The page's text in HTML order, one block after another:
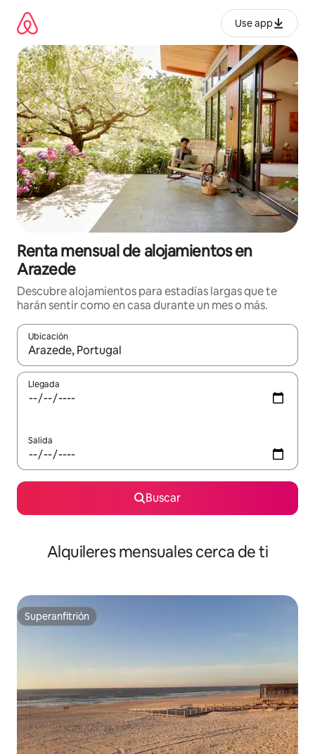
contenido
Use app
Renta mensual de alojamientos en
Arazede
Descubre alojamientos para estadías largas que te
harán sentir como en casa durante un mes o más.
Ubicación
Cuando los resultados estén disponibles, navega con las
Llegada
Salida
Buscar
Alquileres mensuales cerca de ti
Superanfitrión
Superanfitrión